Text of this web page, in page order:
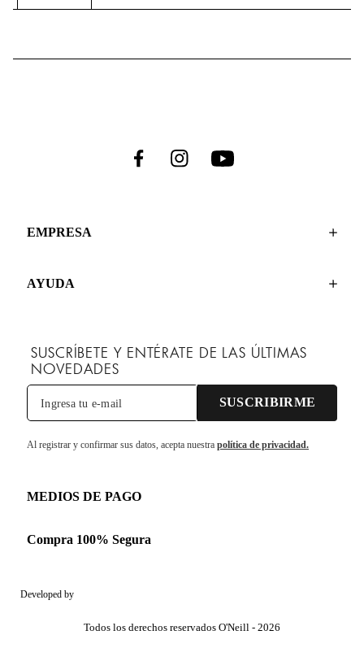
EMPRESA
AYUDA
SUSCRÍBETE Y ENTÉRATE DE LAS ÚLTIMAS
NOVEDADES
SUSCRIBIRME
Al registrar y confirmar sus datos, acepta nuestra política de privacidad.
MEDIOS DE PAGO
Compra 100% Segura
Todos los derechos reservados O'Neill - 2026
Developed by